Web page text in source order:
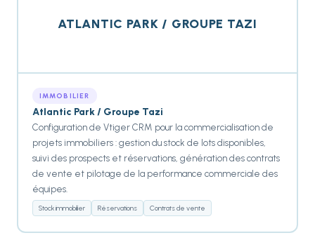
ATLANTIC PARK / GROUPE TAZI
IMMOBILIER
Atlantic Park / Groupe Tazi
Configuration de Vtiger CRM pour la commercialisation de
projets immobiliers : gestion du stock de lots disponibles,
suivi des prospects et réservations, génération des contrats
de vente et pilotage de la performance commerciale des
équipes.
Stock immobilier Réservations Contrats de vente